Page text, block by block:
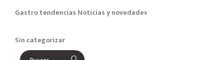
Gastro tendencias Noticias y novedades
Sin categorizar